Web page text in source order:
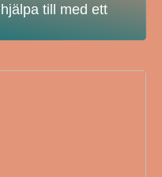
till med ett